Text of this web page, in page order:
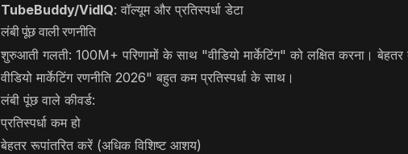
TubeBuddy/VidIQ: वॉल्यूम और प्रतिस्पर्धा डेटा
लंबी पूंछ वाली रणनीति
शुरुआती गलती: 100M+ परिणामों के साथ "वीडियो मार्केटिंग" को लक्षित करना।
वीडियो मार्केटिंग रणनीति 2026" बहुत कम प्रतिस्पर्धा के साथ।
लंबी पूंछ वाले कीवर्ड:
प्रतिस्पर्धा कम हो
बेहतर रूपांतरित करें (अधिक विशिष्ट आशय)